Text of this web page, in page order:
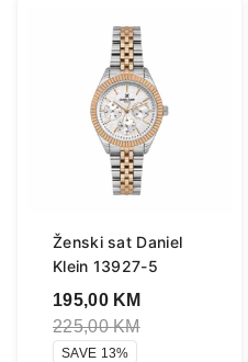
Ženski sat Daniel
Klein 13927-5
195,00 KM
225,00KM
SAVE 13%